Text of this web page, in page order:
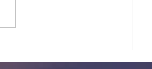
Pl Tous